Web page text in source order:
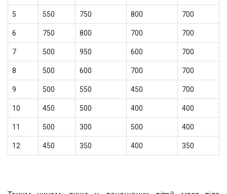
5 550 750 800 700
6 750 800 700 700
7 500 950 600 700
8 500 600 700 700
9 500 550 450 700
10 450 500 400 400
11 500 300 500 400
12 450 350 400 350